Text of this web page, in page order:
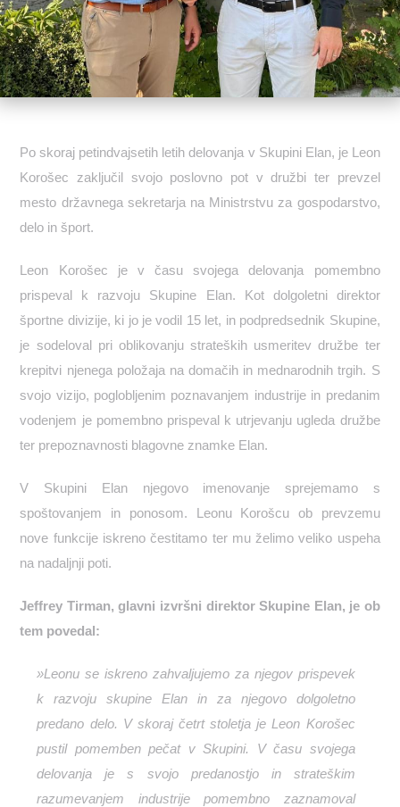
Po skoraj petindvajsetih letih delovanja v Skupini Elan, je Leon
Korošec zaključil svojo poslovno pot v družbi ter prevzel
mesto državnega sekretarja na Ministrstvu za gospodarstvo,
delo in šport.
Leon Korošec je v času svojega delovanja pomembno
prispeval k razvoju Skupine Elan. Kot dolgoletni direktor
športne divizije, ki jo je vodil 15 let, in podpredsednik Skupine,
je sodeloval pri oblikovanju strateških usmeritev družbe ter
krepitvi njenega položaja na domačih in mednarodnih trgih. S
svojo vizijo, poglobljenim poznavanjem industrije in predanim
vodenjem je pomembno prispeval k utrjevanju ugleda družbe
ter prepoznavnosti blagovne znamke Elan.
V Skupini Elan njegovo imenovanje sprejemamo s
spoštovanjem in ponosom. Leonu Korošcu ob prevzemu
nove funkcije iskreno čestitamo ter mu želimo veliko uspeha
na nadaljnji poti.
Jeffrey Tirman, glavni izvršni direktor Skupine Elan, je ob
tem povedal:
»Leonu se iskreno zahvaljujemo za njegov prispevek
k razvoju skupine Elan in za njegovo dolgoletno
predano delo. V skoraj četrt stoletja je Leon Korošec
pustil pomemben pečat v Skupini. V času svojega
delovanja je s svojo predanostjo in strateškim
razumevanjem industrije pomembno zaznamoval